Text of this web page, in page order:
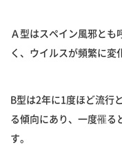
Ａ型はスペイン風邪とも
く、ウイルスが頻繁に変
B型は2年に1度ほど流行
る傾向にあり、一度罹る
す。